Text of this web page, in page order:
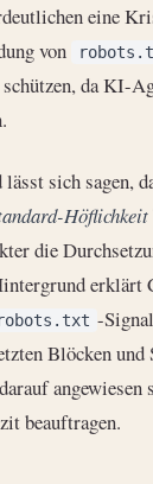
eine
von
da KI-
sich sagen,
Höflichkeit
die
-
Blöcken
angewiesen
beauftragen.